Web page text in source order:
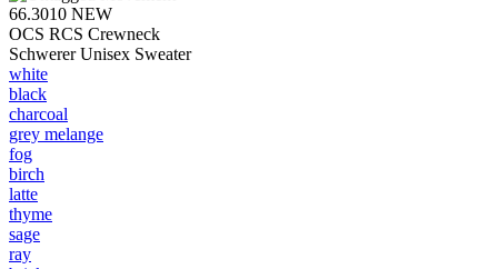
66.3010 NEW
OCS RCS Crewneck
Schwerer Unisex Sweater
white
black
charcoal
grey melange
fog
birch
latte
thyme
sage
ray